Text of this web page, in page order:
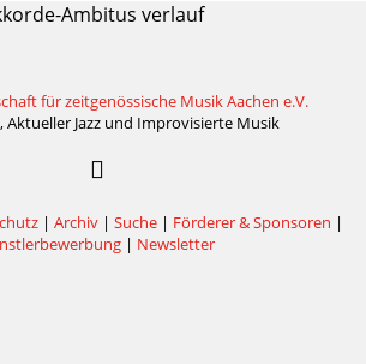
Ambitus verlauf
für zeitgenössische Musik Aachen e.V.
Aktueller Jazz und Improvisierte Musik
| Archiv | Suche | Förderer & Sponsoren |
| Newsletter